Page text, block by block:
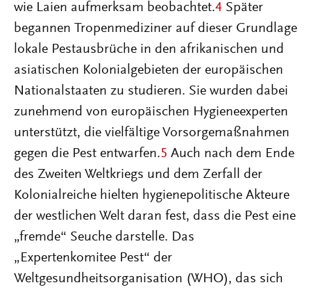
wie Laien aufmerksam beobachtet.4 Später
begannen Tropenmediziner auf dieser Grundlage
lokale Pestausbrüche in den afrikanischen und
asiatischen Kolonialgebieten der europäischen
Nationalstaaten zu studieren. Sie wurden dabei
zunehmend von europäischen Hygieneexperten
unterstützt, die vielfältige Vorsorgemaßnahmen
gegen die Pest entwarfen.5 Auch nach dem Ende
des Zweiten Weltkriegs und dem Zerfall der
Kolonialreiche hielten hygienepolitische Akteure
der westlichen Welt daran fest, dass die Pest eine
„fremde“ Seuche darstelle. Das
„Expertenkomitee Pest“ der
Weltgesundheitsorganisation (WHO), das sich